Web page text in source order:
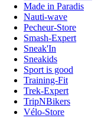
Made in Paradis
Nauti-wave
Pecheur-Store
Smash-Expert
Sneak'In
Sneakids
Sport is good
Training-Fit
Trek-Expert
TripNBikers
Vélo-Store